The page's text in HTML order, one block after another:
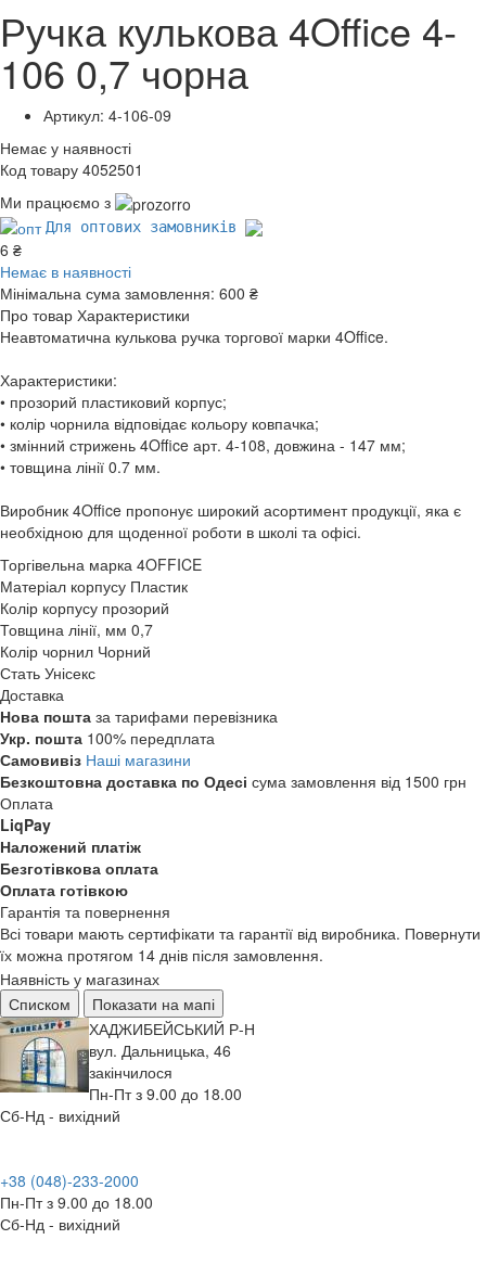
Ручка кулькова 4Office 4-
106 0,7 чорна
Артикул: 4-106-09
Немає у наявності
Код товару 4052501
Ми працюємо з
Для оптових замовників
6 ₴
Немає в наявності
Мінімальна сума замовлення: 600 ₴
Про товар Характеристики
Неавтоматична кулькова ручка торгової марки 4Office.
Характеристики:
• прозорий пластиковий корпус;
• колір чорнила відповідає кольору ковпачка;
• змінний стрижень 4Office арт. 4-108, довжина - 147 мм;
• товщина лінії 0.7 мм.
Виробник 4Office пропонує широкий асортимент продукції, яка є
необхідною для щоденної роботи в школі та офісі.
Торгівельна марка 4OFFICE
Матеріал корпусу Пластик
Колір корпусу прозорий
Товщина лінії, мм 0,7
Колір чорнил Чорний
Стать Унісекс
Доставка
Нова пошта за тарифами перевізника
Укр. пошта 100% передплата
Самовивіз Наші магазини
Безкоштовна доставка по Одесі сума замовлення від 1500 грн
Оплата
LiqPay
Наложений платіж
Безготівкова оплата
Оплата готівкою
Гарантія та повернення
Всі товари мають сертифікати та гарантії від виробника. Повернути
їх можна протягом 14 днів після замовлення.
Наявність у магазинах
Списком
Показати на мапі
ХАДЖИБЕЙСЬКИЙ Р-Н
вул. Дальницька, 46
закінчилося
Пн-Пт з 9.00 до 18.00
Сб-Нд - вихідний
+38 (048)-233-2000
Пн-Пт з 9.00 до 18.00
Сб-Нд - вихідний